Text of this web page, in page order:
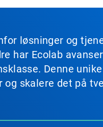
løsninger og
har Ecolab
Denne
skalere det på